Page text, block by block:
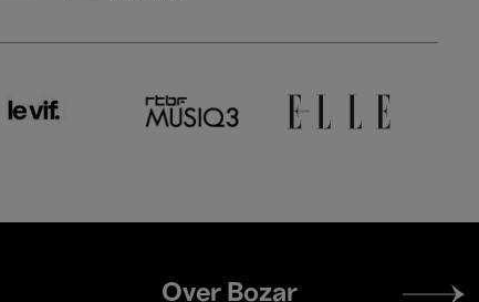
Footer
Over Bozar